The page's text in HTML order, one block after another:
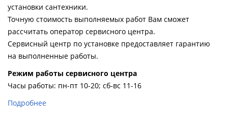
установки сантехники.
Точную стоимость выполняемых работ Вам сможет
рассчитать оператор сервисного центра.
Сервисный центр по установке предоставляет гарантию
на выполненные работы.
Pежим работы сервисного центра
Часы работы: пн-пт 10-20; сб-вс 11-16
Подробнее